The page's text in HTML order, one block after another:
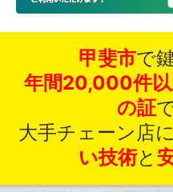
甲斐市で
年間20,000件
の証
大手チェーン店
い技術と